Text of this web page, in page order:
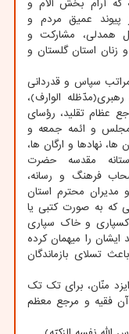
که آرام بخش آلام و
پیوند عمیق مردم و
همدلی، مشارکت و
استان گلستان و
سپاس و قدردانی
الوارف)،
عظام تقلید، رؤسای
مجلس و ائمه جمعه و
نهادها و ارگان ها،
مقدسه حضرت
فرهنگ و رسانه،
محترم استان
که به صورت کتبی یا
و خاک سپاری
را میهمان کرده
تسلای بازماندگان
منّان، برای تک تک
آن فقیه و مرجع معظم